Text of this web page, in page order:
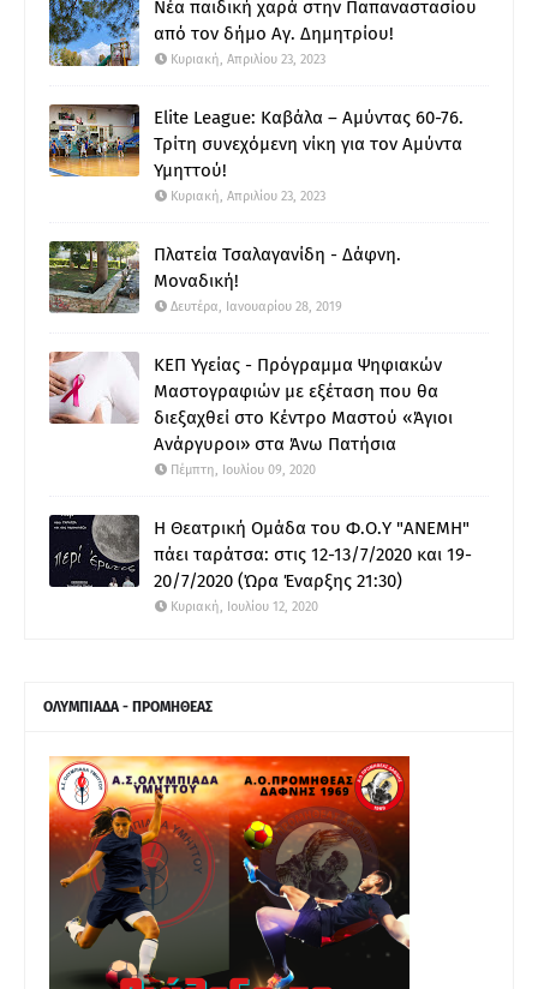
Νέα παιδική χαρά στην Παπαναστασίου
από τον δήμο Αγ. Δημητρίου!
Κυριακή, Απριλίου 23, 2023
Elite League: Καβάλα – Αμύντας 60-76.
Τρίτη συνεχόμενη νίκη για τον Αμύντα
Υμηττού!
Κυριακή, Απριλίου 23, 2023
Πλατεία Τσαλαγανίδη - Δάφνη.
Μοναδική!
Δευτέρα, Ιανουαρίου 28, 2019
ΚΕΠ Υγείας - Πρόγραμμα Ψηφιακών
Μαστογραφιών με εξέταση που θα
διεξαχθεί στο Κέντρο Μαστού «Άγιοι
Ανάργυροι» στα Άνω Πατήσια
Πέμπτη, Ιουλίου 09, 2020
Η Θεατρική Ομάδα του Φ.Ο.Υ "ΑΝΕΜΗ"
πάει ταράτσα: στις 12-13/7/2020 και 19-
20/7/2020 (Ώρα Έναρξης 21:30)
Κυριακή, Ιουλίου 12, 2020
ΟΛΥΜΠΙΑΔΑ - ΠΡΟΜΗΘΕΑΣ